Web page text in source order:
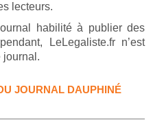
lecteurs.
habilité à publier des
LeLegaliste.fr n’est
journal.
JOURNAL DAUPHINÉ